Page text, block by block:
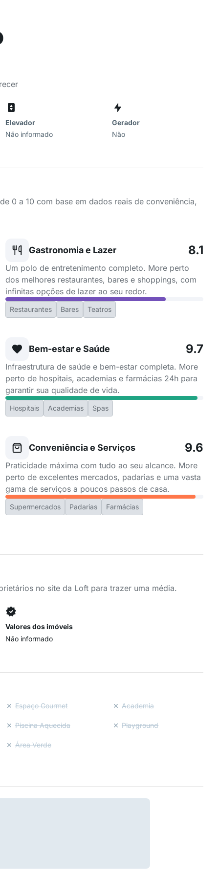
Elevador
Não informado
Gerador
Não
0 a 10 com base em dados reais de conveniência,
Gastronomia e Lazer 8.1
Um polo de entretenimento completo. More perto
dos melhores restaurantes, bares e shoppings, com
infinitas opções de lazer ao seu redor.
Restaurantes Bares Teatros
Bem-estar e Saúde 9.7
Infraestrutura de saúde e bem-estar completa. More
perto de hospitais, academias e farmácias 24h para
garantir sua qualidade de vida.
Hospitais Academias Spas
Conveniência e Serviços 9.6
Praticidade máxima com tudo ao seu alcance. More
perto de excelentes mercados, padarias e uma vasta
gama de serviços a poucos passos de casa.
Supermercados Padarias Farmácias
no site da Loft para trazer uma média.
Valores dos imóveis
Não informado
Espaço Gourmet Academia
Piscina Aquecida Playground
Área Verde